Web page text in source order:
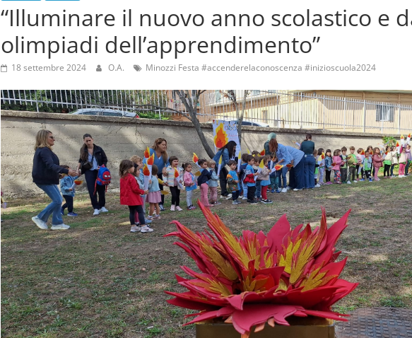
“Illuminare il nuovo anno scolastico e
olimpiadi dell’apprendimento”
18 settembre 2024 O.A. Minozzi Festa #accenderelaconoscenza #inizioscuola2024